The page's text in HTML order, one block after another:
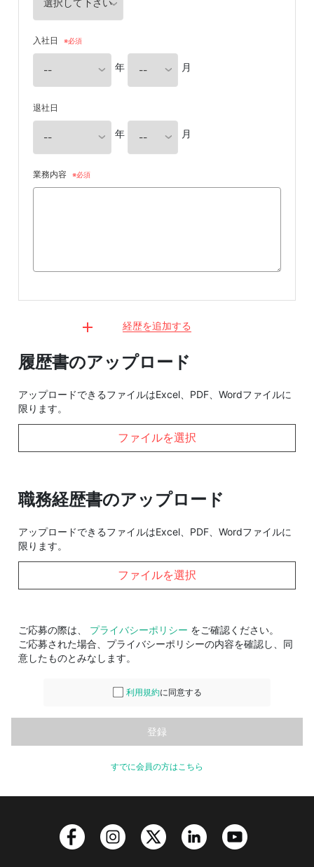
入社日
年 月
退社日
年 月
業務内容
経歴を追加する
履歴書のアップロード
アップロードできるファイルはExcel、PDF、Wordファイルに
限ります。
ファイルを選択
職務経歴書のアップロード
アップロードできるファイルはExcel、PDF、Wordファイルに
限ります。
ファイルを選択
ご応募の際は、 プライバシーポリシー をご確認ください。
ご応募された場合、プライバシーポリシーの内容を確認し、同
意したものとみなします。
利用規約に同意する
すでに会員の方はこちら